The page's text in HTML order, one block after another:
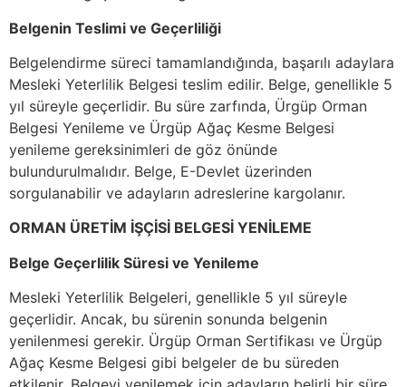
Belgenin Teslimi ve Geçerliliği
Belgelendirme süreci tamamlandığında, başarılı adaylara
Mesleki Yeterlilik Belgesi teslim edilir. Belge, genellikle 5
yıl süreyle geçerlidir. Bu süre zarfında, Ürgüp Orman
Belgesi Yenileme ve Ürgüp Ağaç Kesme Belgesi
yenileme gereksinimleri de göz önünde
bulundurulmalıdır. Belge, E-Devlet üzerinden
sorgulanabilir ve adayların adreslerine kargolanır.
ORMAN ÜRETİM İŞÇİSİ BELGESİ YENİLEME
Belge Geçerlilik Süresi ve Yenileme
Mesleki Yeterlilik Belgeleri, genellikle 5 yıl süreyle
geçerlidir. Ancak, bu sürenin sonunda belgenin
yenilenmesi gerekir. Ürgüp Orman Sertifikası ve Ürgüp
Ağaç Kesme Belgesi gibi belgeler de bu süreden